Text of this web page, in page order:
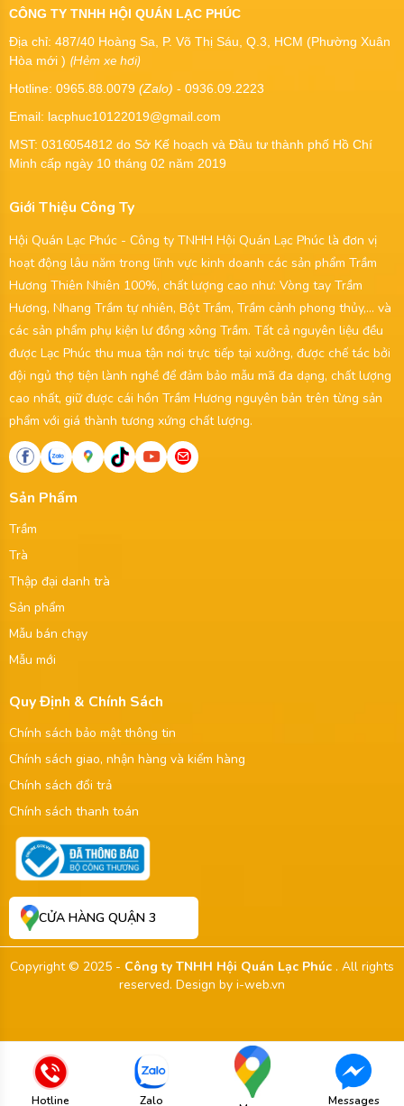
CÔNG TY TNHH HỘI QUÁN LẠC PHÚC
Địa chỉ: 487/40 Hoàng Sa, P. Võ Thị Sáu, Q.3, HCM (Phường Xuân
Hòa mới ) (Hẻm xe hơi)
Hotline: 0965.88.0079 (Zalo) - 0936.09.2223
Email: lacphuc10122019@gmail.com
MST: 0316054812 do Sở Kế hoạch và Đầu tư thành phố Hồ Chí
Minh cấp ngày 10 tháng 02 năm 2019
Giới Thiệu Công Ty
Hội Quán Lạc Phúc - Công ty TNHH Hội Quán Lạc Phúc là đơn vị
hoạt động lâu năm trong lĩnh vực kinh doanh các sản phẩm Trầm
Hương Thiên Nhiên 100%, chất lượng cao như: Vòng tay Trầm
Hương, Nhang Trầm tự nhiên, Bột Trầm, Trầm cảnh phong thủy,... và
các sản phẩm phụ kiện lư đồng xông Trầm. Tất cả nguyên liệu đều
được Lạc Phúc thu mua tận nơi trực tiếp tại xưởng, được chế tác bởi
đội ngủ thợ tiện lành nghề để đảm bảo mẫu mã đa dạng, chất lượng
cao nhất, giữ được cái hồn Trầm Hương nguyên bản trên từng sản
phẩm với giá thành tương xứng chất lượng.
Sản Phẩm
Trầm
Trà
Thập đại danh trà
Sản phẩm
Mẫu bán chạy
Mẫu mới
Quy Định & Chính Sách
Chính sách bảo mật thông tin
Chính sách giao, nhận hàng và kiểm hàng
Chính sách đổi trả
Chính sách thanh toán
CỬA HÀNG QUẬN 3
Copyright © 2025 - Công ty TNHH Hội Quán Lạc Phúc . All rights
reserved. Design by i-web.vn
Hotline Zalo Messages